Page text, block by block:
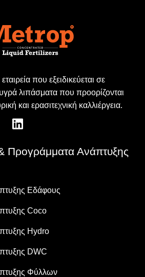
που εξειδικεύεται σε
λιπάσματα που προορίζονται
και ερασιτεχνική καλλιέργεια.
Προγράμματα Ανάπτυξης
Εδάφους
Coco
Hydro
DWC
Φύλλων